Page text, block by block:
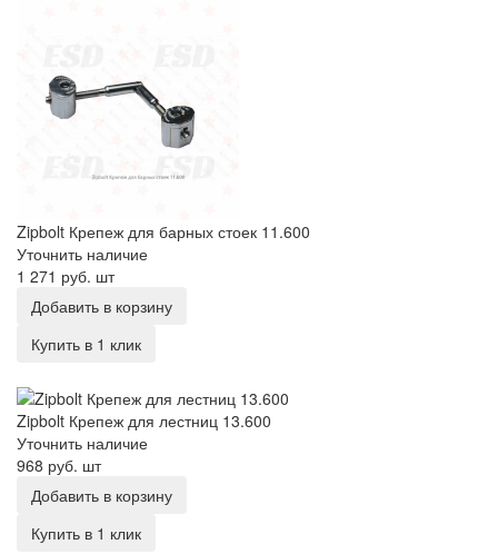
Zipbolt Крепеж для барных стоек 11.600
Уточнить наличие
1 271 руб. шт
Добавить в корзину
Купить в 1 клик
Zipbolt Крепеж для лестниц 13.600
Уточнить наличие
968 руб. шт
Добавить в корзину
Купить в 1 клик